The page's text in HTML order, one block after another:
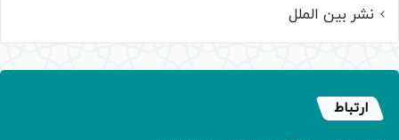
نشر بین الملل
ارتباط